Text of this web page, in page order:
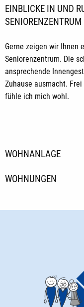
EINBLICKE IN UND
SENIORENZENTRUM
Gerne zeigen wir Ihnen
Seniorenzentrum. Die
ansprechende
Zuhause ausmacht.
fühle ich mich wohl.
WOHNANLAGE
WOHNUNGEN